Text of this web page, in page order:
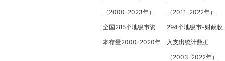
（2000-2023年）
（2011-2022年）
全国285个地级市资
本存量2000-2020年
294个地级市-财政收
入支出统计数据
（2003-2022年）